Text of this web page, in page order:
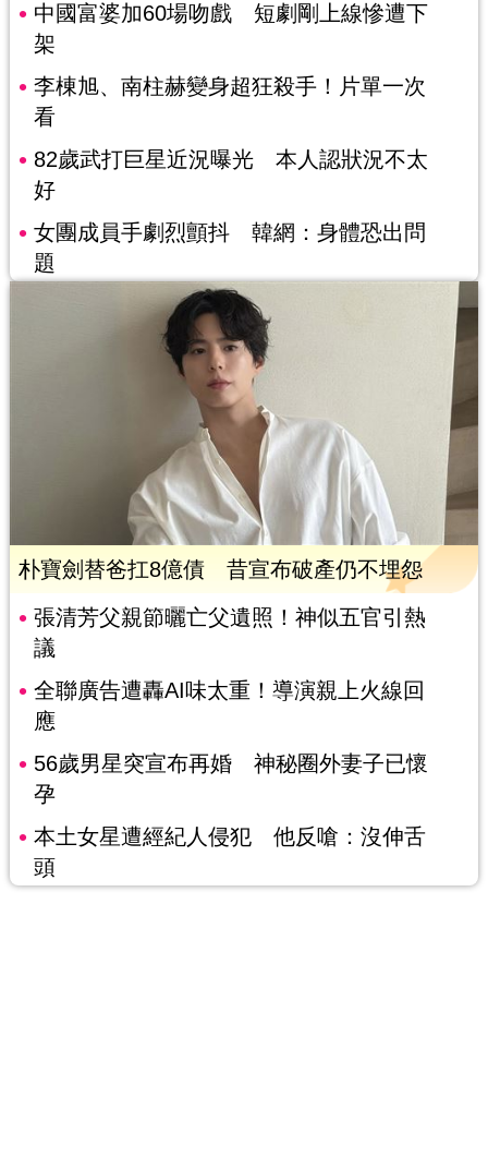
中國富婆加60場吻戲 短劇剛上線慘遭下
架
李棟旭、南柱赫變身超狂殺手！片單一次
看
82歲武打巨星近況曝光 本人認狀況不太
好
女團成員手劇烈顫抖 韓網：身體恐出問
題
朴寶劍替爸扛8億債 昔宣布破產仍不埋怨
張清芳父親節曬亡父遺照！神似五官引熱
議
全聯廣告遭轟AI味太重！導演親上火線回
應
56歲男星突宣布再婚 神秘圈外妻子已懷
孕
本土女星遭經紀人侵犯 他反嗆：沒伸舌
頭